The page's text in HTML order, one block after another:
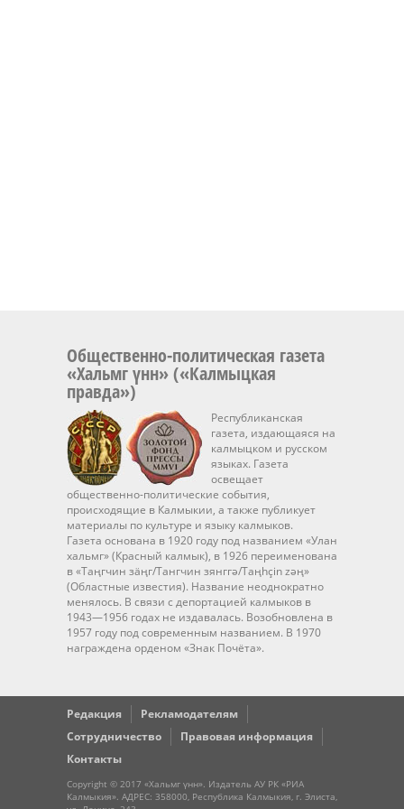
Общественно-политическая газета
«Хальмг үнн» («Калмыцкая
правда»)
Республиканская
газета, издающаяся на
калмыцком и русском
языках. Газета
освещает
общественно-политические события,
происходящие в Калмыкии, а также публикует
материалы по культуре и языку калмыков.
Газета основана в 1920 году под названием «Улан
хальмг» (Красный калмык), в 1926 переименована
в «Таңгчин зäңг/Тангчин зянггә/Taңhçin zәң»
(Областные известия). Название неоднократно
менялось. В связи с депортацией калмыков в
1943—1956 годах не издавалась. Возобновлена в
1957 году под современным названием. В 1970
награждена орденом «Знак Почёта».
Редакция
Рекламодателям
Сотрудничество
Правовая информация
Контакты
Copyright © 2017 «Хальмг үнн». Издатель АУ РК «РИА
Калмыкия». АДРЕС: 358000, Республика Калмыкия, г. Элиста,